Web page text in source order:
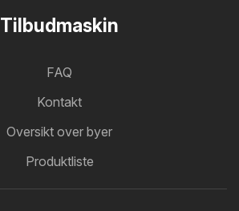
Tilbudmaskin
FAQ
Kontakt
Oversikt over byer
Produktliste